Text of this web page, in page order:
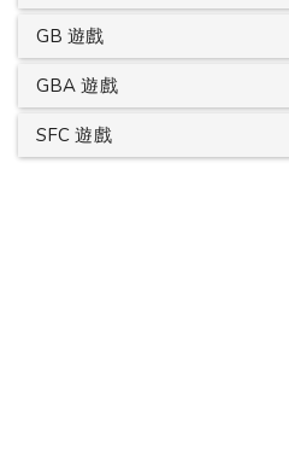
GB 遊戲
GBA 遊戲
SFC 遊戲